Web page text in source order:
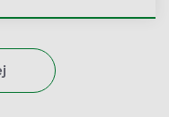
układ
pokarmowego